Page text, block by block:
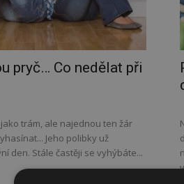
pryč… Co nedělat při
trám, ale najednou ten žár
Jeho polibky už
den. Stále častěji se vyhýbáte...